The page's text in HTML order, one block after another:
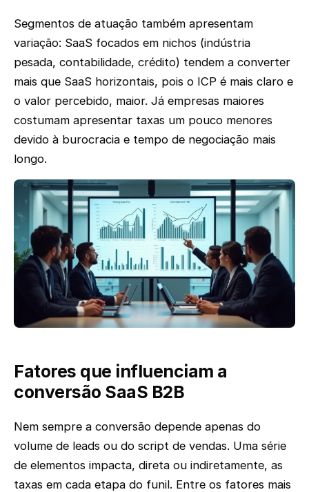
Segmentos de atuação também apresentam
variação: SaaS focados em nichos (indústria
pesada, contabilidade, crédito) tendem a converter
mais que SaaS horizontais, pois o ICP é mais claro e
o valor percebido, maior. Já empresas maiores
costumam apresentar taxas um pouco menores
devido à burocracia e tempo de negociação mais
longo.
Fatores que influenciam a
conversão SaaS B2B
Nem sempre a conversão depende apenas do
volume de leads ou do script de vendas. Uma série
de elementos impacta, direta ou indiretamente, as
taxas em cada etapa do funil. Entre os fatores mais